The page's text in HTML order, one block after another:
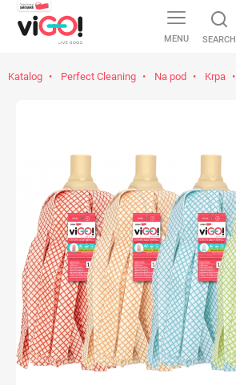
MENU SEARCH
Katalog Perfect Cleaning Na pod Krpa